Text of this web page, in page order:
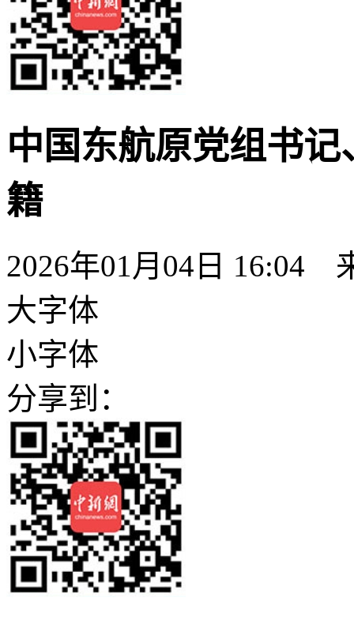
中国东航原党组书
籍
2026年01月04日 16:04
大字体
小字体
分享到：